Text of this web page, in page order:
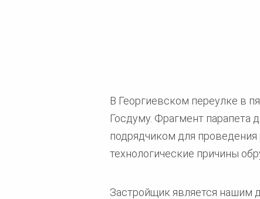
В Георгиевском переулке в
Госдуму. Фрагмент парапета
подрядчиком для
технологические причины
Застройщик является нашим